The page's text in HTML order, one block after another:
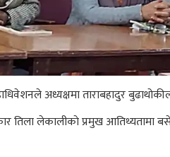
अध्यक्षमा ताराबहादुर
तिला लेकालीकाे प्रमुख